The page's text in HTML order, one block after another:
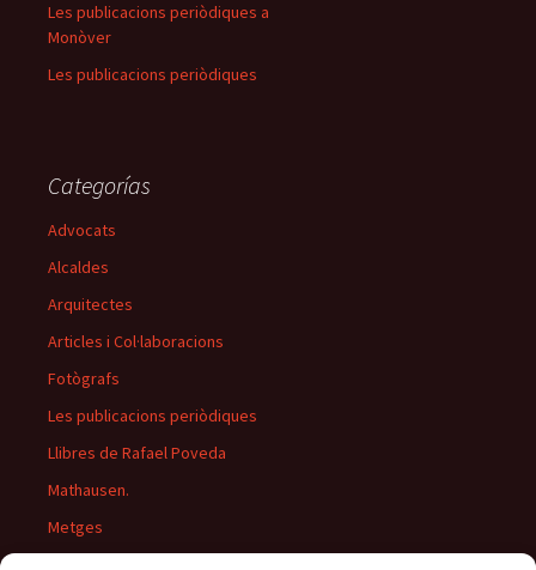
Les publicacions periòdiques a
Monòver
Les publicacions periòdiques
Categorías
Advocats
Alcaldes
Arquitectes
Articles i Col·laboracions
Fotògrafs
Les publicacions periòdiques
Llibres de Rafael Poveda
Mathausen.
Metges